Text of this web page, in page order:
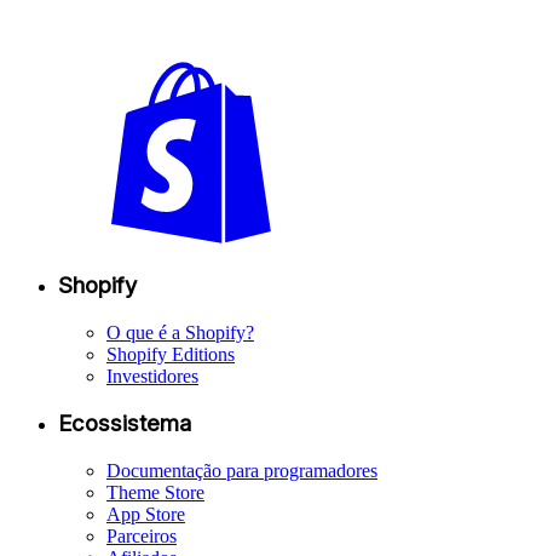
Shopify
O que é a Shopify?
Shopify Editions
Investidores
Ecossistema
Documentação para programadores
Theme Store
App Store
Parceiros